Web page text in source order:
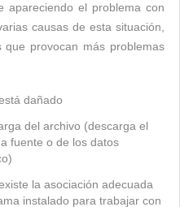
apareciendo el problema con
causas de esta situación,
provocan más problemas
dañado
del archivo (descarga el
fuente o de los datos
la asociación adecuada
instalado para trabajar con